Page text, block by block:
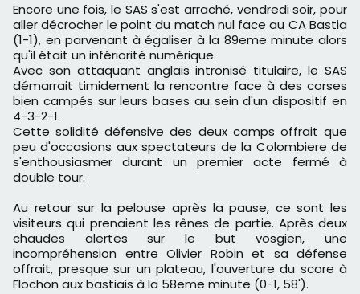
Encore une fois, le SAS s'est arraché, vendredi soir, pour
aller décrocher le point du match nul face au CA Bastia
(1-1), en parvenant à égaliser à la 89eme minute alors
qu'il était un infériorité numérique.
Avec son attaquant anglais intronisé titulaire, le SAS
démarrait timidement la rencontre face à des corses
bien campés sur leurs bases au sein d'un dispositif en
4-3-2-1.
Cette solidité défensive des deux camps offrait que
peu d'occasions aux spectateurs de la Colombiere de
s'enthousiasmer durant un premier acte fermé à
double tour.
Au retour sur la pelouse après la pause, ce sont les
visiteurs qui prenaient les rênes de partie. Après deux
chaudes alertes sur le but vosgien, une
incompréhension entre Olivier Robin et sa défense
offrait, presque sur un plateau, l'ouverture du score à
Flochon aux bastiais à la 58eme minute (0-1, 58').